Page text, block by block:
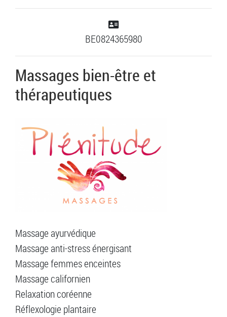
BE0824365980
Massages bien-être et
thérapeutiques
Massage ayurvédique
Massage anti-stress énergisant
Massage femmes enceintes
Massage californien
Relaxation coréenne
Réflexologie plantaire